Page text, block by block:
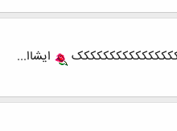
ایشاا...